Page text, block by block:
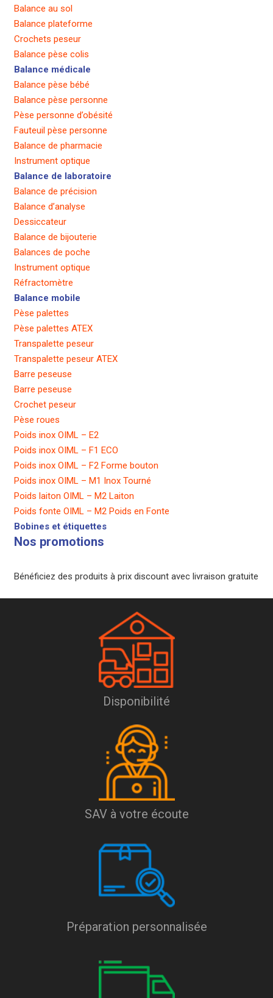
Balance au sol
Balance plateforme
Crochets peseur
Balance pèse colis
Balance médicale
Balance pèse bébé
Balance pèse personne
Pèse personne d’obésité
Fauteuil pèse personne
Balance de pharmacie
Instrument optique
Balance de laboratoire
Balance de précision
Balance d’analyse
Dessiccateur
Balance de bijouterie
Balances de poche
Instrument optique
Réfractomètre
Balance mobile
Pèse palettes
Pèse palettes ATEX
Transpalette peseur
Transpalette peseur ATEX
Barre peseuse
Barre peseuse
Crochet peseur
Pèse roues
Poids inox OIML – E2
Poids inox OIML – F1 ECO
Poids inox OIML – F2 Forme bouton
Poids inox OIML – M1 Inox Tourné
Poids laiton OIML – M2 Laiton
Poids fonte OIML – M2 Poids en Fonte
Bobines et étiquettes
Nos promotions
Bénéficiez des produits à prix discount avec livraison gratuite
Disponibilité
SAV à votre écoute
Préparation personnalisée